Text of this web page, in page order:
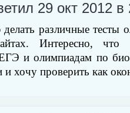
29 окт 2012 в
различные тесты
Интересно, что
и олимпиадам по
и хочу проверить как